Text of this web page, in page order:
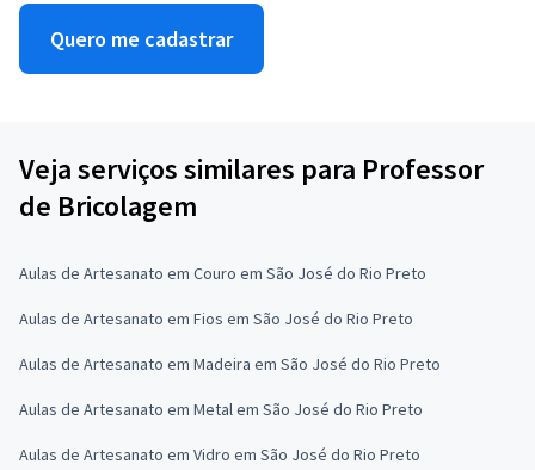
Quero me cadastrar
Veja serviços similares para Professor
de Bricolagem
Aulas de Artesanato em Couro em São José do Rio Preto
Aulas de Artesanato em Fios em São José do Rio Preto
Aulas de Artesanato em Madeira em São José do Rio Preto
Aulas de Artesanato em Metal em São José do Rio Preto
Aulas de Artesanato em Vidro em São José do Rio Preto